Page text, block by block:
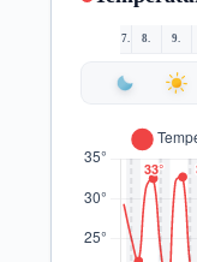
7. 8. 9.